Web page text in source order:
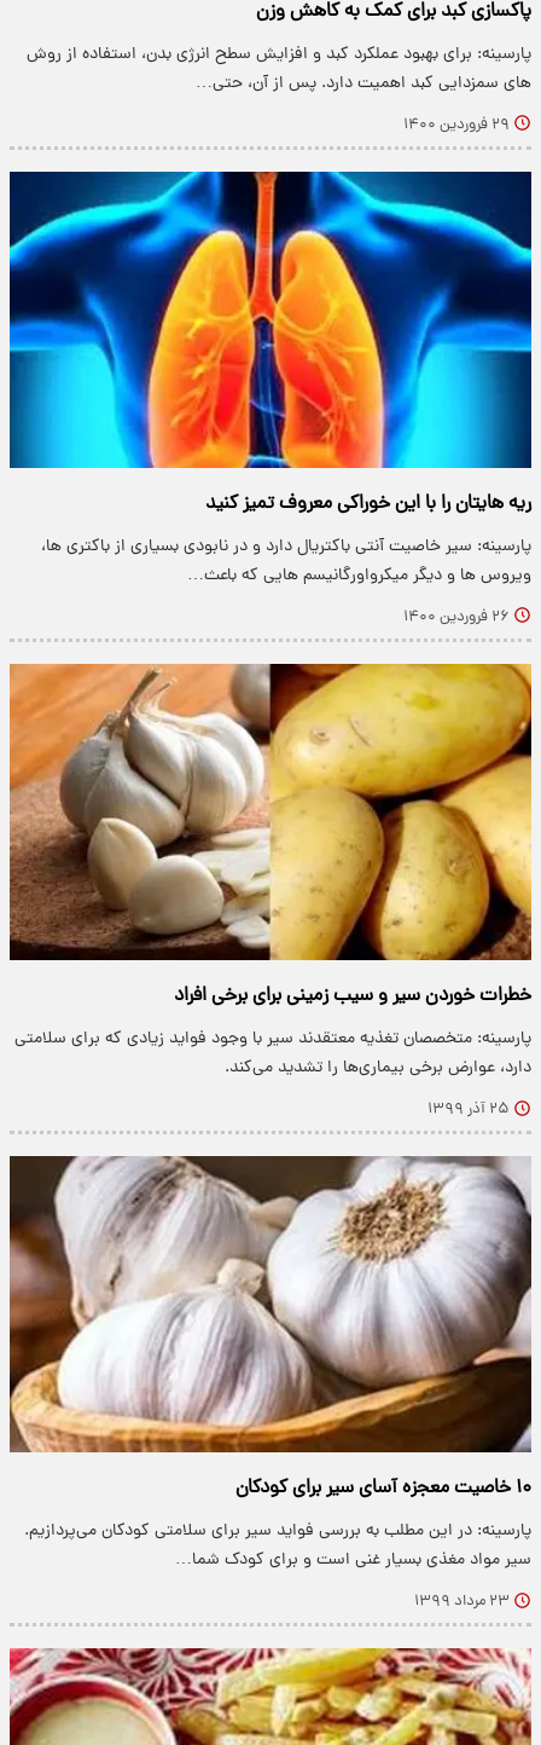
پاکسازی کبد برای کمک به کاهش وزن
پارسینه: برای بهبود عملکرد کبد و افزایش سطح انرژی بدن، استفاده از روش
های سمزدایی کبد اهمیت دارد. پس از آن، حتی…
۲۹ فروردین ۱۴۰۰
ریه هایتان را با این خوراکی معروف تمیز کنید
پارسینه: سیر خاصیت آنتی باکتریال دارد و در نابودی بسیاری از باکتری ها،
ویروس ها و دیگر میکرواورگانیسم هایی که باعث…
۲۶ فروردین ۱۴۰۰
خطرات خوردن سیر و سیب زمینی برای برخی افراد
پارسینه: متخصصان تغذیه معتقدند سیر با وجود فواید زیادی که برای سلامتی
دارد، عوارض برخی بیماری‌ها را تشدید می‌کند.
۲۵ آذر ۱۳۹۹
۱۰ خاصیت معجزه آسای سیر برای کودکان
پارسینه: در این مطلب به بررسی فواید سیر برای سلامتی کودکان می‌پردازیم.
سیر مواد مغذی بسیار غنی است و برای کودک شما…
۲۳ مرداد ۱۳۹۹